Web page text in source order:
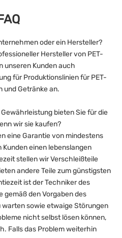
oder ein Hersteller?
Hersteller von PET-
unseren Kunden auch
für Produktionslinien für PET-
und Getränke an.
bieten Sie für die
wir sie kaufen?
eine Garantie von mindestens
einen lebenslangen
stellen wir Verschleißteile
andere Teile zum günstigsten
ist der Techniker des
gemäß den Vorgaben des
warten sowie etwaige Störungen
nicht selbst lösen können,
Falls das Problem weiterhin